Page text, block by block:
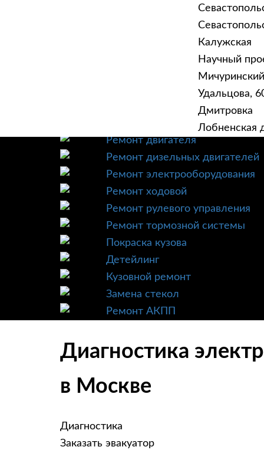
Калужская
Научный
Мичуринский
Удальцова,
Дмитровка
Лобненская
Техническое обслуживание
Ремонт трансмиссии
Ремонт двигателя
Ремонт дизельных двигателей
Ремонт электрооборудования
Ремонт ходовой
Ремонт рулевого управления
Ремонт тормозной системы
Покраска кузова
Детейлинг
Кузовной ремонт
Замена стекол
Ремонт АКПП
Диагностика
в Москве
Диагностика
Заказать эвакуатор